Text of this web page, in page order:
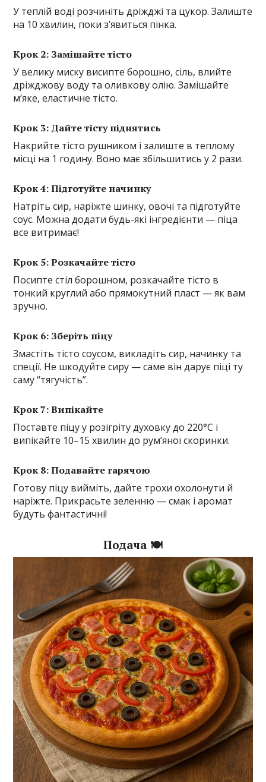
У теплій воді розчиніть дріжджі та цукор. Залиште
на 10 хвилин, поки з’явиться пінка.
Крок 2: Замішайте тісто
У велику миску висипте борошно, сіль, влийте
дріжджову воду та оливкову олію. Замішайте
м’яке, еластичне тісто.
Крок 3: Дайте тісту піднятись
Накрийте тісто рушником і залиште в теплому
місці на 1 годину. Воно має збільшитись у 2 рази.
Крок 4: Підготуйте начинку
Натріть сир, наріжте шинку, овочі та підготуйте
соус. Можна додати будь-які інгредієнти — піца
все витримає!
Крок 5: Розкачайте тісто
Посипте стіл борошном, розкачайте тісто в
тонкий круглий або прямокутний пласт — як вам
зручно.
Крок 6: Зберіть піцу
Змастіть тісто соусом, викладіть сир, начинку та
спеції. Не шкодуйте сиру — саме він дарує піці ту
саму “тягучість”.
Крок 7: Випікайте
Поставте піцу у розігріту духовку до 220°C і
випікайте 10–15 хвилин до рум’яної скоринки.
Крок 8: Подавайте гарячою
Готову піцу вийміть, дайте трохи охолонути й
наріжте. Прикрасьте зеленню — смак і аромат
будуть фантастичні!
Подача 🍽️